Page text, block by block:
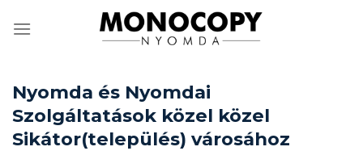
Nyomda és Nyomdai
Szolgáltatások közel közel
Sikátor(település) városához